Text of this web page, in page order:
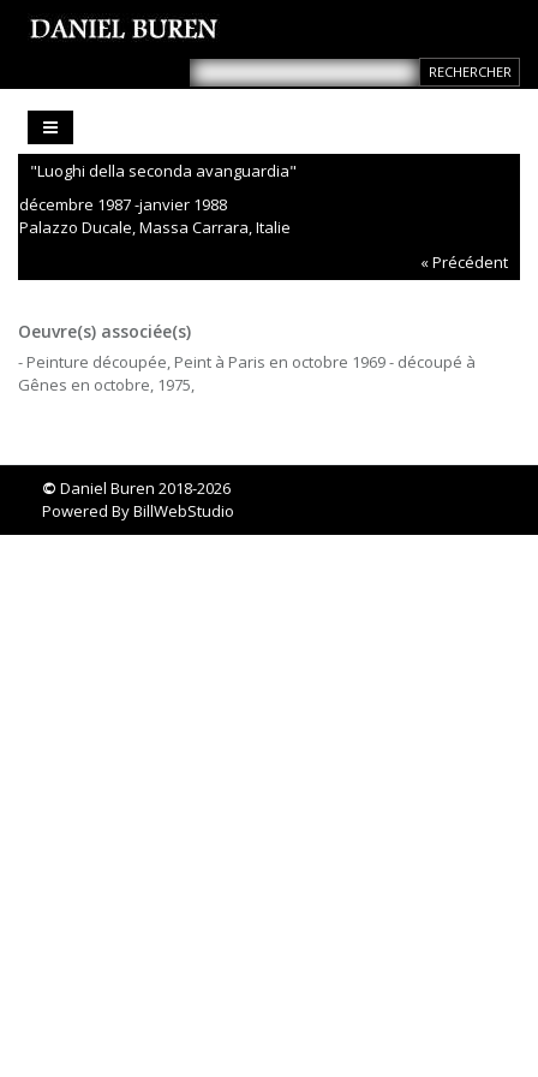
"Luoghi della seconda avanguardia"
décembre 1987 -janvier 1988
Palazzo Ducale, Massa Carrara, Italie
« Précédent
Oeuvre(s) associée(s)
- Peinture découpée, Peint à Paris en octobre 1969 - découpé à
Gênes en octobre, 1975,
© Daniel Buren 2018-2026
Powered ByBillWebStudio